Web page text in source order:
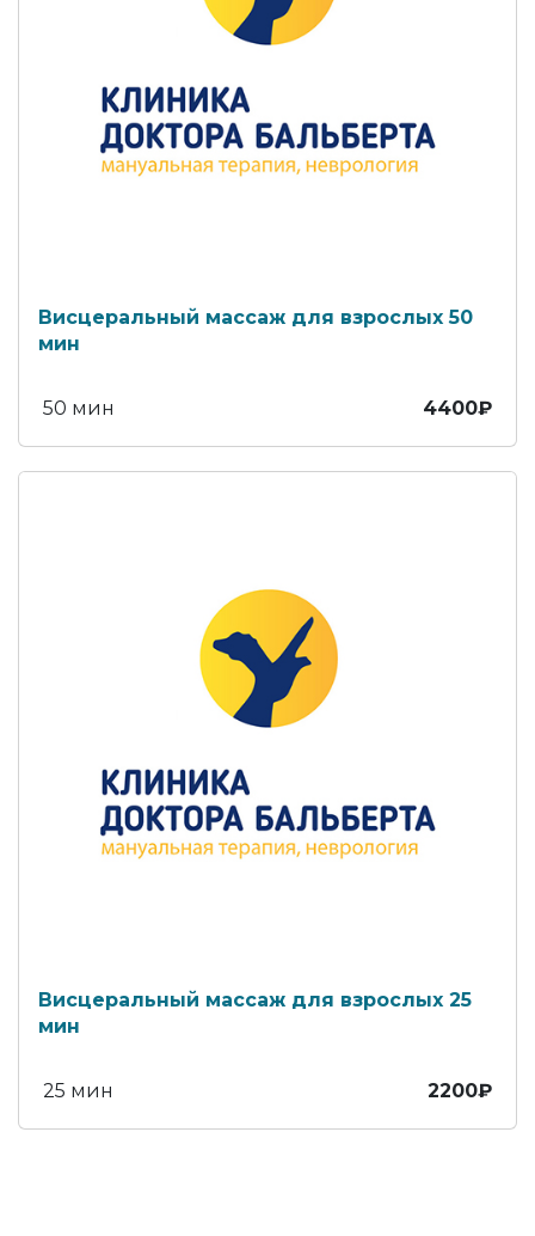
Висцеральный массаж для взрослых 50
мин
50 мин 4400₽
Висцеральный массаж для взрослых 25
мин
25 мин 2200₽